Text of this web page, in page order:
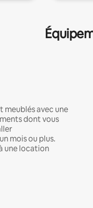
meublés avec une
dont vous
mois ou plus.
une location